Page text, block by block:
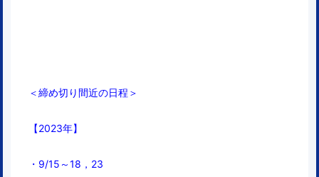
＜締め切り間近の日程＞
【2023年】
・9/15～18，23